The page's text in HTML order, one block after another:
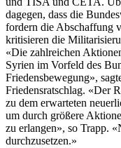
dagegen, dass die
fordern die Abschaffung
kritisieren die
«Die zahlreichen
Syrien im Vorfeld des
Friedensbewegung»,
Friedensratschlag. «Der
zu dem erwarteten
um durch größere
zu erlangen», so Trapp.
durchzusetzen.»